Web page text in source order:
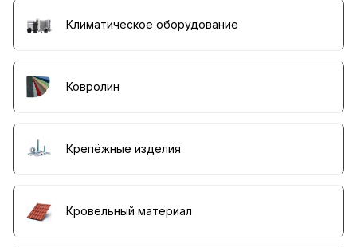
Климатическое оборудование
Ковролин
Крепёжные изделия
Кровельный материал